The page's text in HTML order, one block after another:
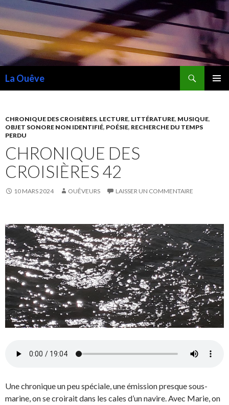
La Ouêve
CHRONIQUE DES CROISIÈRES, LECTURE, LITTÉRATURE, MUSIQUE,
OBJET SONORE NON IDENTIFIÉ, POÉSIE, RECHERCHE DU TEMPS
PERDU
CHRONIQUE DES
CROISIÈRES 42
10 MARS 2024 OUÊVEURS LAISSER UN COMMENTAIRE
Une chronique un peu spéciale, une émission presque sous-
marine, on se croirait dans les cales d’un navire. Avec Marie, on